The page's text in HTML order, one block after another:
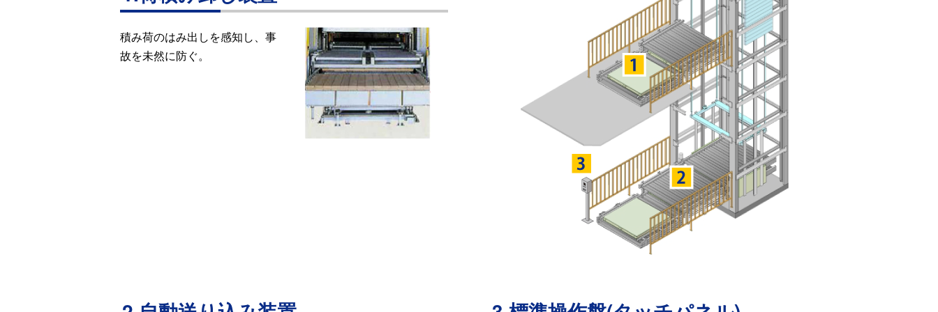
積み荷のはみ出しを感知し、事
故を未然に防ぐ。